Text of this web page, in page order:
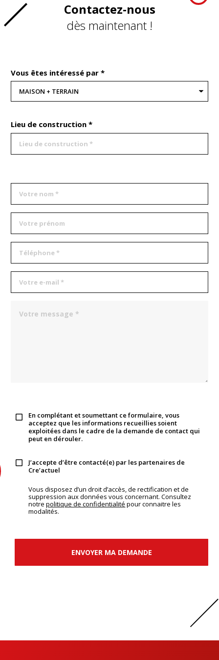
Contactez-nous
dès maintenant !
Vous êtes intéressé par *
Lieu de construction *
En complétant et soumettant ce formulaire, vous
acceptez que les informations recueillies soient
exploitées dans le cadre de la demande de contact qui
peut en dérouler.
J’accepte d’être contacté(e) par les partenaires de
Cre’actuel
Vous disposez d’un droit d’accès, de rectification et de
suppression aux données vous concernant. Consultez
notrepolitique de confidentialité pour connaitre les
modalités.
ENVOYER MA DEMANDE